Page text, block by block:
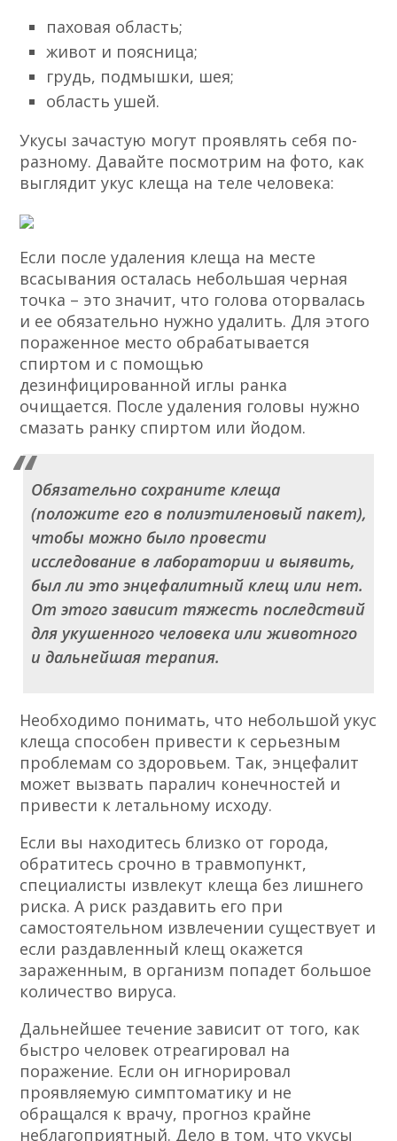
паховая область;
живот и поясница;
грудь, подмышки, шея;
область ушей.
Укусы зачастую могут проявлять себя по-
разному. Давайте посмотрим на фото, как
выглядит укус клеща на теле человека:
Если после удаления клеща на месте
всасывания осталась небольшая черная
точка – это значит, что голова оторвалась
и ее обязательно нужно удалить. Для этого
пораженное место обрабатывается
спиртом и с помощью
дезинфицированной иглы ранка
очищается. После удаления головы нужно
смазать ранку спиртом или йодом.
Обязательно сохраните клеща
(положите его в полиэтиленовый пакет),
чтобы можно было провести
исследование в лаборатории и выявить,
был ли это энцефалитный клещ или нет.
От этого зависит тяжесть последствий
для укушенного человека или животного
и дальнейшая терапия.
Необходимо понимать, что небольшой укус
клеща способен привести к серьезным
проблемам со здоровьем. Так, энцефалит
может вызвать паралич конечностей и
привести к летальному исходу.
Если вы находитесь близко от города,
обратитесь срочно в травмопункт,
специалисты извлекут клеща без лишнего
риска. А риск раздавить его при
самостоятельном извлечении существует и
если раздавленный клещ окажется
зараженным, в организм попадет большое
количество вируса.
Дальнейшее течение зависит от того, как
быстро человек отреагировал на
поражение. Если он игнорировал
проявляемую симптоматику и не
обращался к врачу, прогноз крайне
неблагоприятный. Дело в том, что укусы